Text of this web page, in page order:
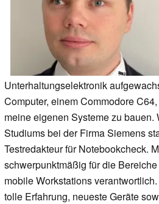
Unterhaltungselektronik
Computer, einem Commodore
meine eigenen Systeme zu
Studiums bei der Firma Siemens
Testredakteur für Notebookcheck.
schwerpunktmäßig für die
mobile Workstations
tolle Erfahrung, neueste Geräte